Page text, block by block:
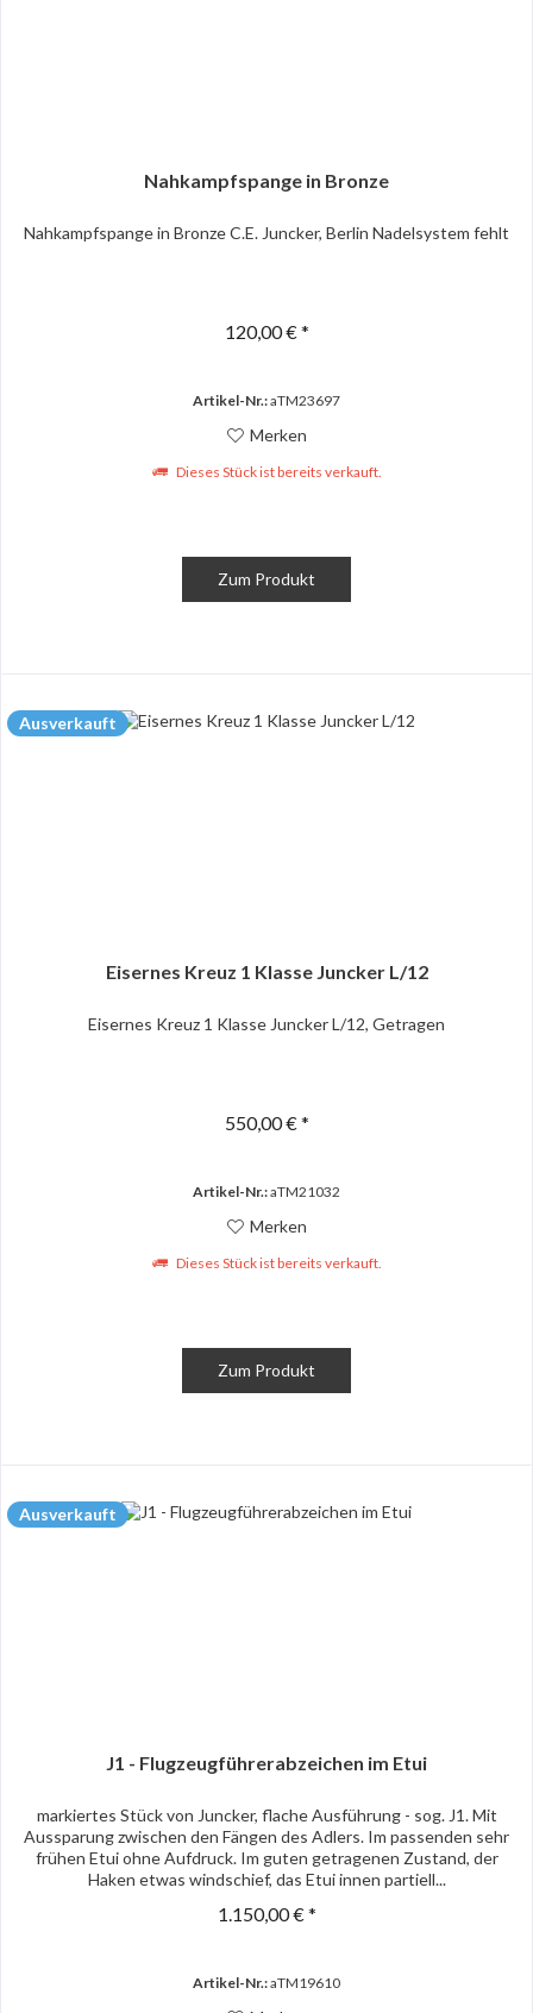
Nahkampfspange in Bronze
Nahkampfspange in Bronze C.E. Juncker, Berlin Nadelsystem fehlt
120,00 € *
Artikel-Nr.:aTM23697
Merken
Dieses Stück ist bereits verkauft.
Zum Produkt
Ausverkauft
Eisernes Kreuz 1 Klasse Juncker L/12
Eisernes Kreuz 1 Klasse Juncker L/12, Getragen
550,00 € *
Artikel-Nr.:aTM21032
Merken
Dieses Stück ist bereits verkauft.
Zum Produkt
Ausverkauft
J1 - Flugzeugführerabzeichen im Etui
markiertes Stück von Juncker, flache Ausführung - sog. J1. Mit
Aussparung zwischen den Fängen des Adlers. Im passenden sehr
frühen Etui ohne Aufdruck. Im guten getragenen Zustand, der
Haken etwas windschief, das Etui innen partiell...
1.150,00 € *
Artikel-Nr.:aTM19610